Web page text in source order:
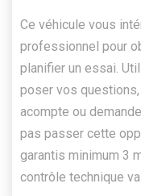
Ce véhicule vous
professionnel pour
planifier un essai.
poser vos
acompte ou
pas passer cette
garantis minimum 3
contrôle technique